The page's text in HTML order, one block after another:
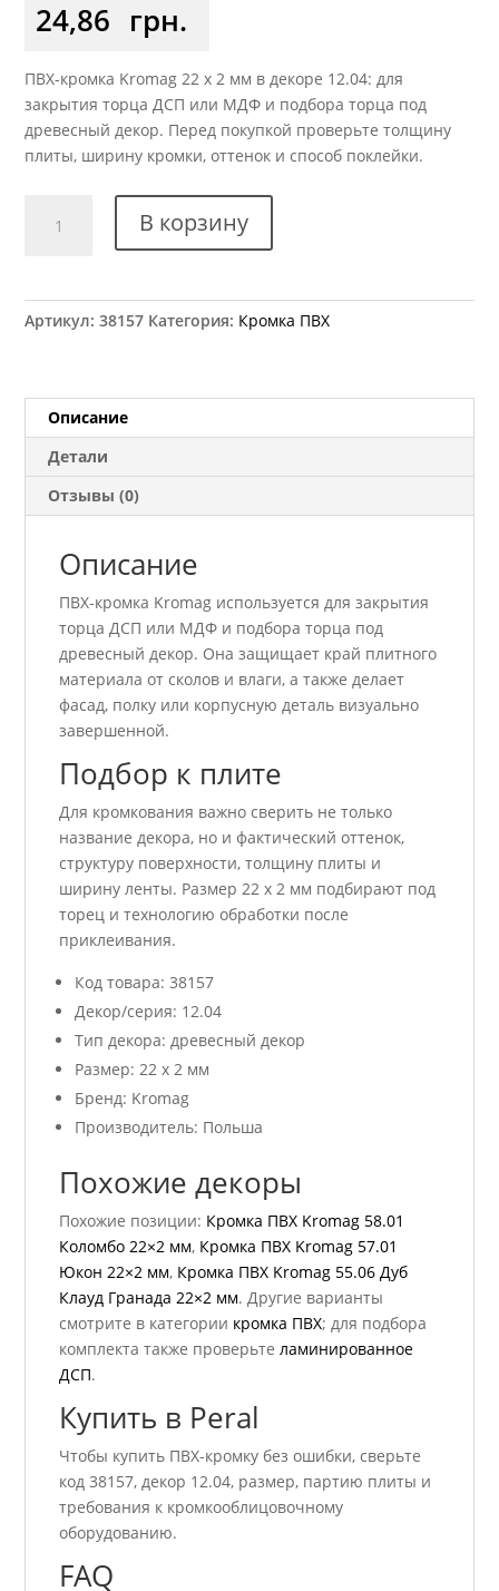
24,86 грн.
ПВХ-кромка Kromag 22 x 2 мм в декоре 12.04: для
закрытия торца ДСП или МДФ и подбора торца под
древесный декор. Перед покупкой проверьте толщину
плиты, ширину кромки, оттенок и способ поклейки.
товара
12.04
шоколадный
22x2
В корзину
Артикул:38157 Категория: Кромка ПВХ
Описание
Детали
Отзывы (0)
Описание
ПВХ-кромка Kromag используется для закрытия
торца ДСП или МДФ и подбора торца под
древесный декор. Она защищает край плитного
материала от сколов и влаги, а также делает
фасад, полку или корпусную деталь визуально
завершенной.
Подбор к плите
Для кромкования важно сверить не только
название декора, но и фактический оттенок,
структуру поверхности, толщину плиты и
ширину ленты. Размер 22 x 2 мм подбирают под
торец и технологию обработки после
приклеивания.
Код товара: 38157
Декор/серия: 12.04
Тип декора: древесный декор
Размер: 22 x 2 мм
Бренд: Kromag
Производитель: Польша
Похожие декоры
Похожие позиции: Кромка ПВХ Kromag 58.01
Коломбо 22×2 мм, Кромка ПВХ Kromag 57.01
Юкон 22×2 мм, Кромка ПВХ Kromag 55.06 Дуб
Клауд Гранада 22×2 мм. Другие варианты
смотрите в категории кромка ПВХ; для подбора
комплекта также проверьтеламинированное
ДСП.
Купить в Peral
Чтобы купить ПВХ-кромку без ошибки, сверьте
код 38157, декор 12.04, размер, партию плиты и
требования к кромкооблицовочному
оборудованию.
FAQ